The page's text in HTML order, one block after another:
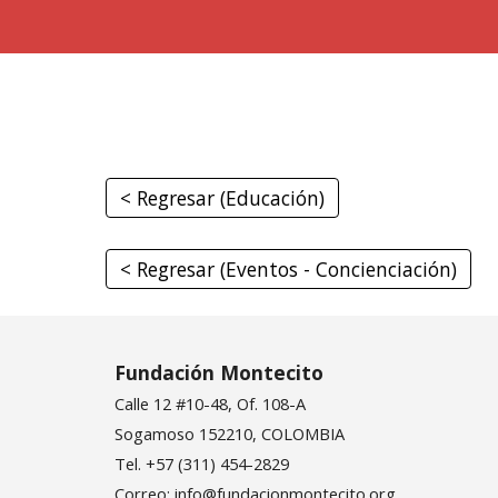
< Regresar (Educación)
< Regresar (Eventos - Concienciación)
Fundación Montecito
Calle 12 #10-48, Of. 108-A
Sogamoso 152210, COLOMBIA
Tel. +57 (311) 454-2829
Correo: info@fundacionmontecito.org